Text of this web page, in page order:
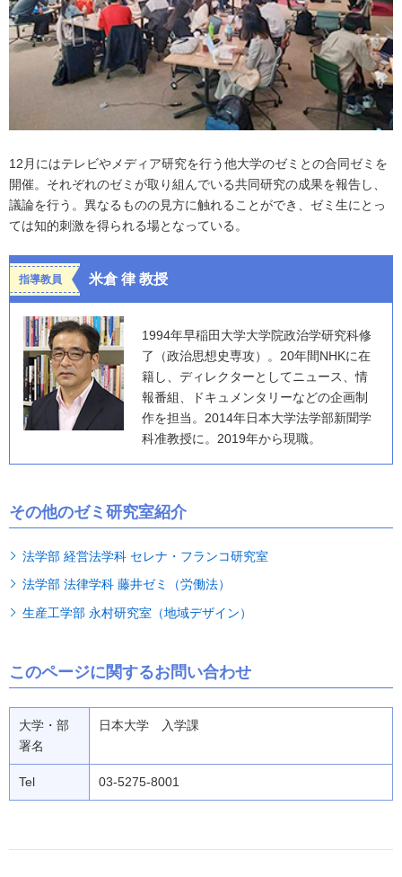
12月にはテレビやメディア研究を行う他大学のゼミとの合同ゼミを
開催。それぞれのゼミが取り組んでいる共同研究の成果を報告し、
議論を行う。異なるものの見方に触れることができ、ゼミ生にとっ
ては知的刺激を得られる場となっている。
指導教員 米倉 律 教授
1994年早稲田大学大学院政治学研究科修
了（政治思想史専攻）。20年間NHKに在
籍し、ディレクターとしてニュース、情
報番組、ドキュメンタリーなどの企画制
作を担当。2014年日本大学法学部新聞学
科准教授に。2019年から現職。
その他のゼミ研究室紹介
法学部 経営法学科 セレナ・フランコ研究室
法学部 法律学科 藤井ゼミ（労働法）
生産工学部 永村研究室（地域デザイン）
このページに関するお問い合わせ
大学・部
署名
日本大学 入学課
Tel 03-5275-8001